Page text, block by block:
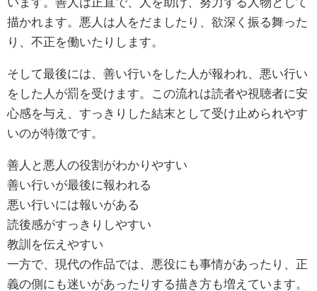
描かれます。悪人は人をだましたり、欲深く振る舞った
り、不正を働いたりします。
そして最後には、善い行いをした人が報われ、悪い行い
をした人が罰を受けます。この流れは読者や視聴者に安
心感を与え、すっきりした結末として受け止められやす
いのが特徴です。
善人と悪人の役割がわかりやすい
善い行いが最後に報われる
悪い行いには報いがある
読後感がすっきりしやすい
教訓を伝えやすい
一方で、現代の作品では、悪役にも事情があったり、正
義の側にも迷いがあったりする描き方も増えています。